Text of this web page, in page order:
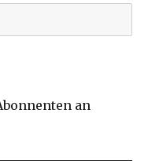
an